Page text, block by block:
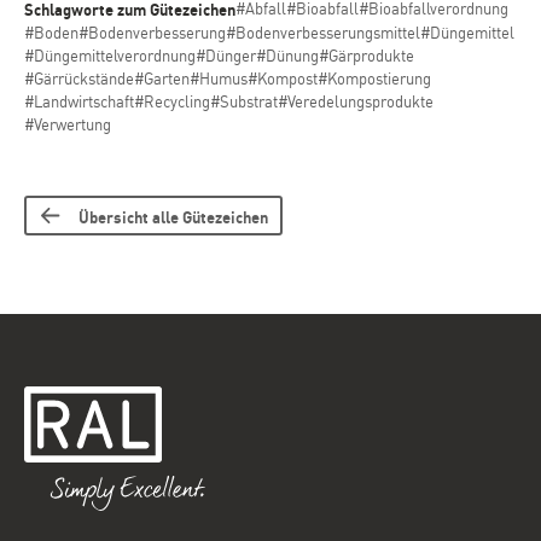
Schlagworte zum Gütezeichen#Abfall#Bioabfall#Bioabfallverordnung
#Boden#Bodenverbesserung#Bodenverbesserungsmittel#Düngemittel
#Düngemittelverordnung#Dünger#Dünung#Gärprodukte
#Gärrückstände#Garten#Humus#Kompost#Kompostierung
#Landwirtschaft#Recycling#Substrat#Veredelungsprodukte
#Verwertung
Übersicht alle Gütezeichen